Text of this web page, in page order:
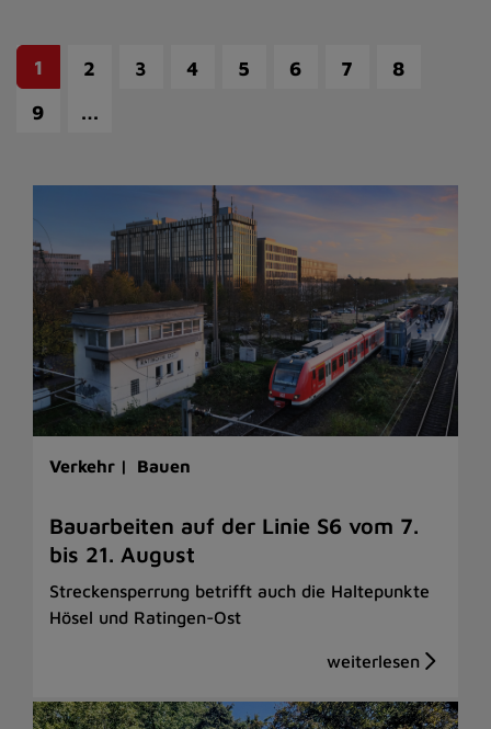
1 2 3 4 5 6 7
8
9
…
Verkehr | Bauen
Bauarbeiten auf der Linie S6 vom 7.
bis 21. August
Streckensperrung betrifft auch die Haltepunkte
Hösel und Ratingen-Ost